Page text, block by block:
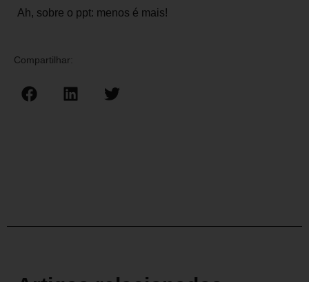
Ah, sobre o ppt: menos é mais!
Compartilhar: